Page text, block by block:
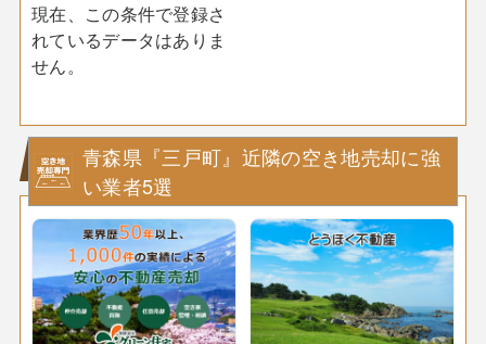
現在、この条件で登録さ
れているデータはありま
せん。
青森県『三戸町』近隣の空き地売却に強
い業者5選